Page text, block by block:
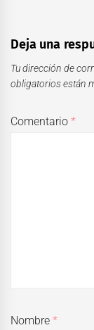
Deja una
Tu dirección de
obligatorios están
Comentario*
Nombre*